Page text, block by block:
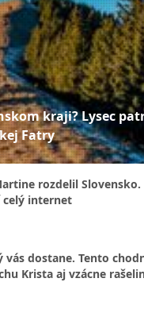
kraji? Lysec
Fatry
rozdelil Slovensko.
celý internet
vás dostane. Tento
Krista aj vzácne